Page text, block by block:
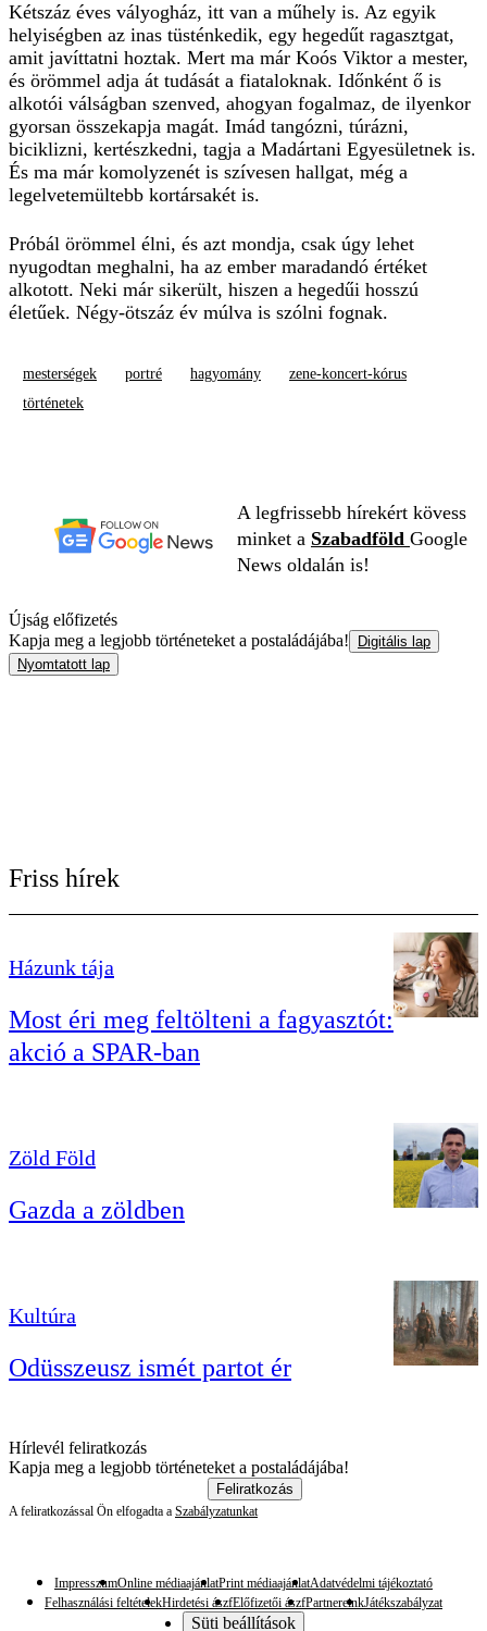
Kétszáz éves vályogház, itt van a műhely is. Az egyik
helyiségben az inas tüsténkedik, egy hegedűt ragasztgat,
amit javíttatni hoztak. Mert ma már Koós Viktor a mester,
és örömmel adja át tudását a fiataloknak. Időnként ő is
alkotói válságban szenved, ahogyan fogalmaz, de ilyenkor
gyorsan összekapja magát. Imád tangózni, túrázni,
biciklizni, kertészkedni, tagja a Madártani Egyesületnek is.
És ma már komolyzenét is szívesen hallgat, még a
legelvetemültebb kortársakét is.
Próbál örömmel élni, és azt mondja, csak úgy lehet
nyugodtan meghalni, ha az ember maradandó értéket
alkotott. Neki már sikerült, hiszen a hegedűi hosszú
életűek. Négy-ötszáz év múlva is szólni fognak.
mesterségek portré hagyomány
zene-koncert-kórus
történetek
A legfrissebb hírekért kövess
minket a Szabadföld Google
News oldalán is!
Újság előfizetés
Kapja meg a legjobb történeteket a postaládájába!
Digitális lap
Nyomtatott lap
Friss hírek
Házunk tája
Most éri meg feltölteni a fagyasztót:
akció a SPAR-ban
Zöld Föld
Gazda a zöldben
Kultúra
Odüsszeusz ismét partot ér
Hírlevél feliratkozás
Kapja meg a legjobb történeteket a postaládájába!
Feliratkozás
A feliratkozással Ön elfogadta a Szabályzatunkat
ImpresszumOnline médiaajánlatPrint médiaajánlatAdatvédelmi tájékoztató
Felhasználási feltételekHirdetési ászfElőfizetői ászfPartnereinkJátékszabályzat
Süti beállítások